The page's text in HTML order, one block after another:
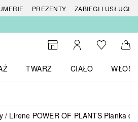
PREZENTY
ZABIEGI I USŁUGI
Do wyszukiwarki
Moje kontoDo listyDo
TWARZ
CIAŁO
WŁOSY
Lirene POWER OF PLANTS Pianka